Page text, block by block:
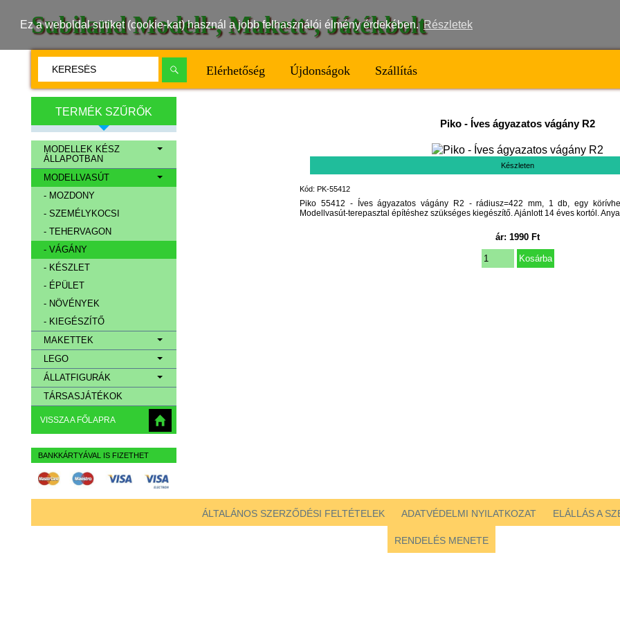
Ez a weboldal sütiket (cookie-kat) használ a jobb felhasználói élmény érdekében. Részletek
Subiland Modell-, Makett-, Játékbolt
Elérhetőség Újdonságok Szállítás
TERMÉK SZŰRŐK
MODELLEK KÉSZ
ÁLLAPOTBAN
MODELLVASÚT
- MOZDONY
- SZEMÉLYKOCSI
- TEHERVAGON
- VÁGÁNY
- KÉSZLET
- ÉPÜLET
- NÖVÉNYEK
- KIEGÉSZÍTŐ
MAKETTEK
LEGO
ÁLLATFIGURÁK
TÁRSASJÁTÉKOK
VISSZA A FŐLAPRA
BANKKÁRTYÁVAL IS FIZETHET
Piko - Íves ágyazatos vágány R2
Készleten
Kód: PK-55412
Piko 55412 - Íves ágyazatos vágány R2 - rádiusz=422 mm, 1 db, egy
Modellvasút-terepasztal építéshez szükséges kiegészítő. Ajánlott 14 éves kortól.
ár:1990 Ft
ÁLTALÁNOS SZERZŐDÉSI FELTÉTELEK ADATVÉDELMI NYILATKOZAT ELÁLLÁS A
RENDELÉS MENETE